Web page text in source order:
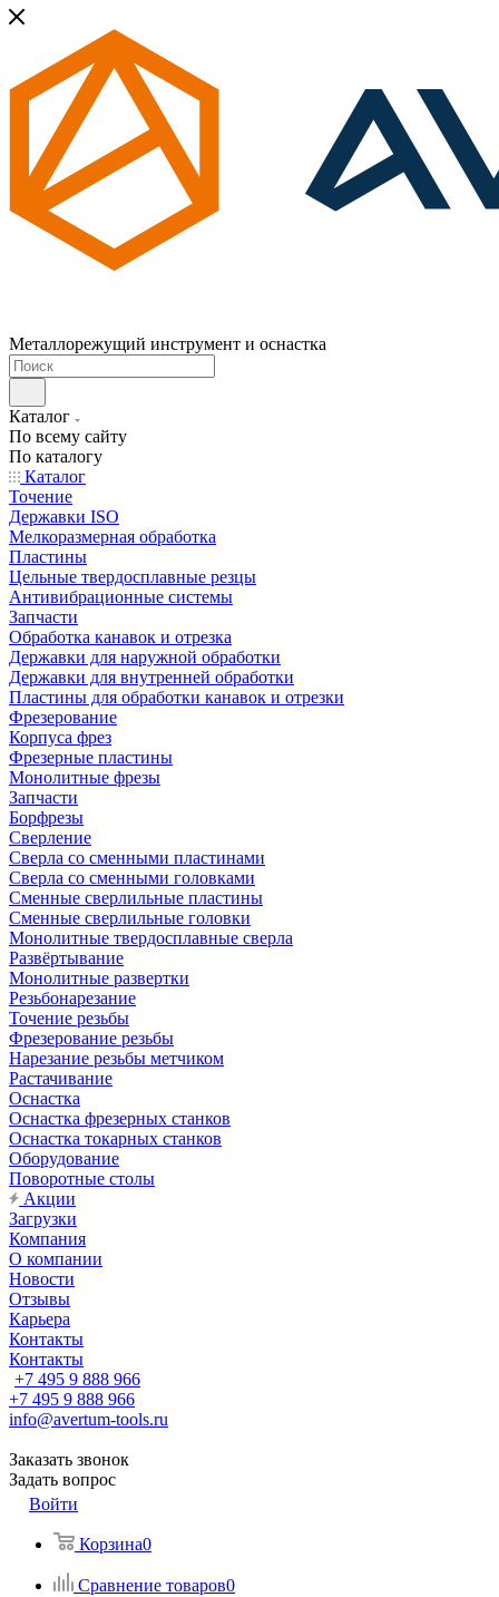
Металлорежущий инструмент и оснастка
Каталог
По всему сайту
По каталогу
Каталог
Точение
Державки ISO
Мелкоразмерная обработка
Пластины
Цельные твердосплавные резцы
Антивибрационные системы
Запчасти
Обработка канавок и отрезка
Державки для наружной обработки
Державки для внутренней обработки
Пластины для обработки канавок и отрезки
Фрезерование
Корпуса фрез
Фрезерные пластины
Монолитные фрезы
Запчасти
Борфрезы
Сверление
Сверла со сменными пластинами
Сверла со сменными головками
Сменные сверлильные пластины
Сменные сверлильные головки
Монолитные твердосплавные сверла
Развёртывание
Монолитные развертки
Резьбонарезание
Точение резьбы
Фрезерование резьбы
Нарезание резьбы метчиком
Растачивание
Оснастка
Оснастка фрезерных станков
Оснастка токарных станков
Оборудование
Поворотные столы
Акции
Загрузки
Компания
О компании
Новости
Отзывы
Карьера
Контакты
Контакты
+7 495 9 888 966
+7 495 9 888 966
info@avertum-tools.ru
Заказать звонок
Задать вопрос
Войти
Корзина0
Сравнение товаров0